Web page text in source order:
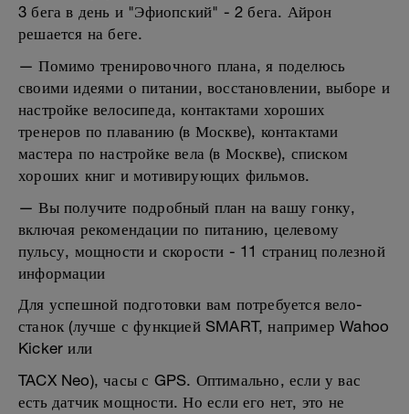
3 бега в день и "Эфиопский" - 2 бега. Айрон
решается на беге.
— Помимо тренировочного плана, я поделюсь
своими идеями о питании, восстановлении, выборе и
настройке велосипеда, контактами хороших
тренеров по плаванию (в Москве), контактами
мастера по настройке вела (в Москве), списком
хороших книг и мотивирующих фильмов.
— Вы получите подробный план на вашу гонку,
включая рекомендации по питанию, целевому
пульсу, мощности и скорости - 11 страниц полезной
информации
Для успешной подготовки вам потребуется вело-
станок (лучше с функцией SMART, например Wahoo
Kicker или
TACX Neo), часы с GPS. Оптимально, если у вас
есть датчик мощности. Но если его нет, это не